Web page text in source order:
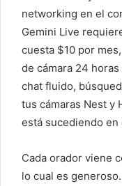
networking en el
Gemini Live
cuesta $10 por
de cámara 24 horas
chat fluido,
tus cámaras Nest y
está sucediendo en
Cada orador viene
lo cual es